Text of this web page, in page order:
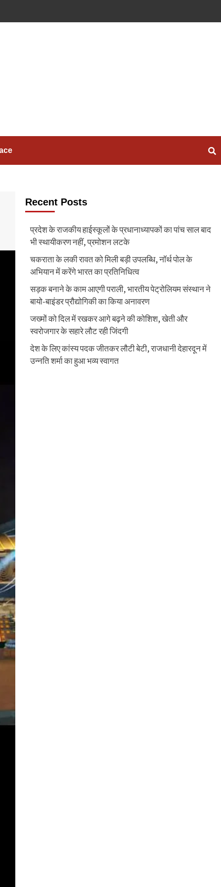
Recent Posts
प्रदेश के राजकीय हाईस्कूलों के प्रधानाध्यापकों का पांच साल बाद
भी स्थायीकरण नहीं, प्रमोशन लटके
चकराता के लकी रावत को मिली बड़ी उपलब्धि, नॉर्थ पोल के
अभियान में करेंगे भारत का प्रतिनिधित्व
सड़क बनाने के काम आएगी पराली, भारतीय पेट्रोलियम संस्थान ने
बायो-बाइंडर प्रौद्योगिकी का किया अनावरण
जख्मों को दिल में रखकर आगे बढ़ने की कोशिश, खेती और
स्वरोजगार के सहारे लौट रही जिंदगी
देश के लिए कांस्य पदक जीतकर लौटी बेटी, राजधानी देहारदून में
उन्नति शर्मा का हुआ भव्य स्वागत